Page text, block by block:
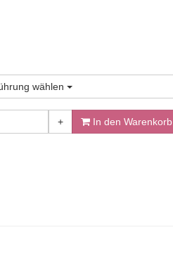
wählen
+ In den Warenkorb